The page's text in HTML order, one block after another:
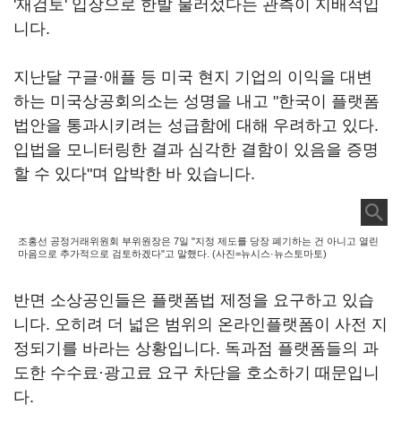
'재검토' 입장으로 한발 물러섰다는 관측이 지배적입
니다.
지난달 구글·애플 등 미국 현지 기업의 이익을 대변
하는 미국상공회의소는 성명을 내고 "한국이 플랫폼
법안을 통과시키려는 성급함에 대해 우려하고 있다.
입법을 모니터링한 결과 심각한 결함이 있음을 증명
할 수 있다"며 압박한 바 있습니다.
조홍선 공정거래위원회 부위원장은 7일 "지정 제도를 당장 폐기하는 건 아니고 열린
마음으로 추가적으로 검토하겠다"고 말했다. (사진=뉴시스·뉴스토마토)
반면 소상공인들은 플랫폼법 제정을 요구하고 있습
니다. 오히려 더 넓은 범위의 온라인플랫폼이 사전 지
정되기를 바라는 상황입니다. 독과점 플랫폼들의 과
도한 수수료·광고료 요구 차단을 호소하기 때문입니
다.